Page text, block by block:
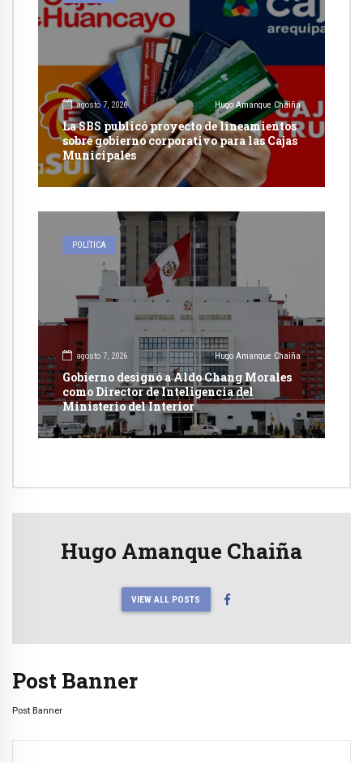
agosto 7, 2026 Hugo Amanque Chaiña
La SBS publicó proyecto de lineamientos
sobre gobierno corporativo para las Cajas
Municipales
POLÍTICA
agosto 7, 2026 Hugo Amanque Chaiña
Gobierno designó a Aldo Chang Morales
como Director de Inteligencia del
Ministerio del Interior
Hugo Amanque Chaiña
VIEW ALL POSTS
Post Banner
Post Banner